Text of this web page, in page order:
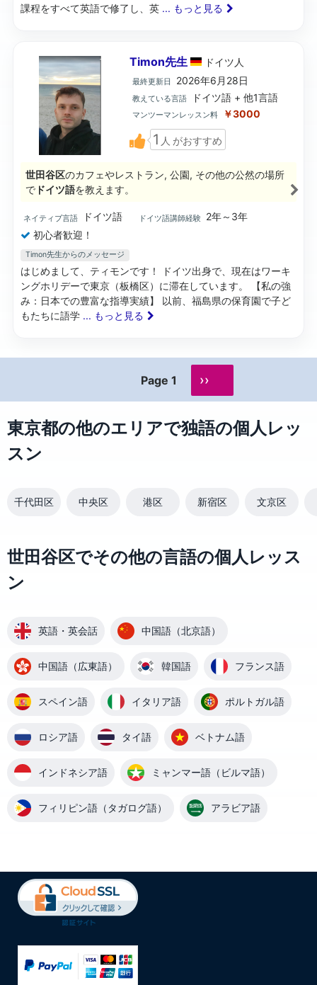
課程をすべて英語で修了し、英 ... もっと見る
Timon先生 ドイツ 人
最終更新日 2026年6月28日
教えている言語 ドイツ語 + 他1言語
マンツーマンレッスン料 ￥3000
1 人 がおすすめ
世田谷区のカフェやレストラン, 公園, その他の公然の場所
で ドイツ語を教えます。
ネイティブ言語 ドイツ語 ドイツ語講師経験
2年～3年
初心者歓迎！
Timon先生からのメッセージ
はじめまして、ティモンです！ ドイツ出身で、現在はワーキ
ングホリデーで東京（板橋区）に滞在しています。 【私の強
み：日本での豊富な指導実績】 以前、福島県の保育園で子ど
もたちに語学 ... もっと見る
Page 1 ››
東京都の他のエリアで独語の個人レッ
スン
千代田区 中央区 港区 新宿区 文京区
世田谷区でその他の言語の個人レッス
ン
英語・英会話 中国語（北京語）
中国語（広東語） 韓国語 フランス語
スペイン語 イタリア語 ポルトガル語
ロシア語 タイ語 ベトナム語
インドネシア語 ミャンマー語（ビルマ語）
フィリピン語（タガログ語） アラビア語